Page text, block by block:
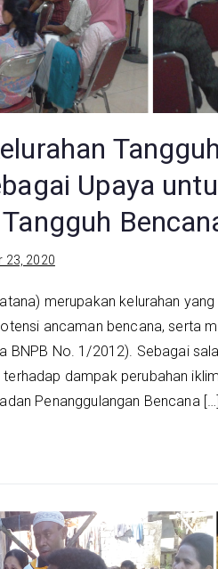
Upaya
23, 2020
merupakan kelurahan
ancaman bencana, serta
BNPB No. 1/2012). Sebagai
dampak perubahan
Penanggulangan Bencana […]